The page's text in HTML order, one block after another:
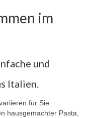
im
und
Italien.
für Sie
hausgemachter Pasta,